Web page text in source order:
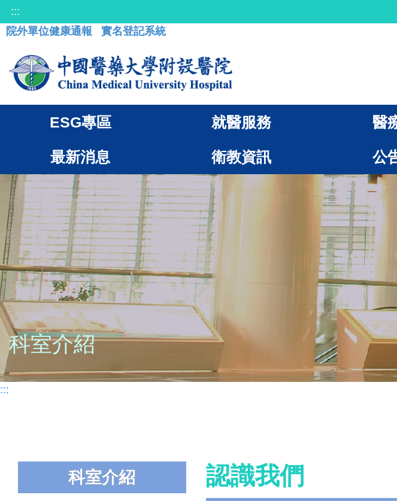
:::
院外單位健康通報
實名登記系統
ESG專區 就醫服務 醫
最新消息 衛教資訊 公
科室介紹
:::
科室介紹 認識我們